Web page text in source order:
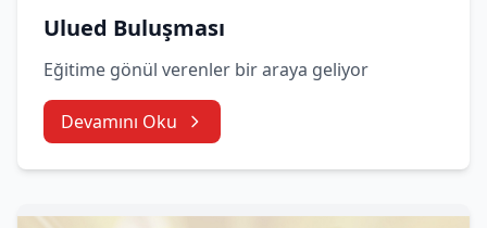
Ulued Buluşması
Eğitime gönül verenler bir araya geliyor
Devamını Oku